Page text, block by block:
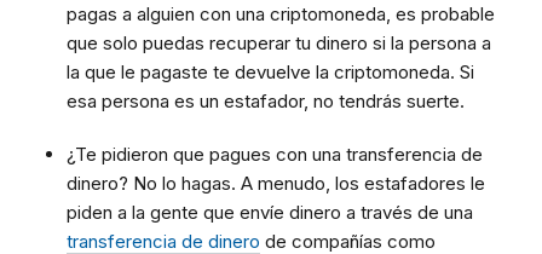
pagas a alguien con una criptomoneda, es probable
que solo puedas recuperar tu dinero si la persona a
la que le pagaste te devuelve la criptomoneda. Si
esa persona es un estafador, no tendrás suerte.
¿Te pidieron que pagues con una transferencia de
dinero? No lo hagas. A menudo, los estafadores le
piden a la gente que envíe dinero a través de una
transferencia de dinero de compañías como